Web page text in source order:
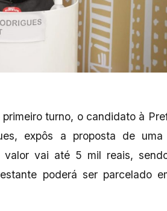
turno, o candidato à
expôs a proposta de
valor vai até 5 mil reais,
poderá ser parcelado